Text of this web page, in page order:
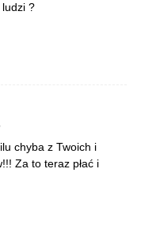
?
chyba z Twoich i
Za to teraz płać i